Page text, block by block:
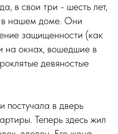
в свои три - шесть лет,
в нашем доме. Они
защищенности (как
на окнах, вошедшие в
девяностые
постучала в дверь
Теперь здесь жил